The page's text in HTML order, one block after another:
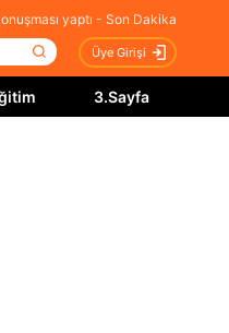
yaptı - Son Dakika
Üye Girişi
3.Sayfa